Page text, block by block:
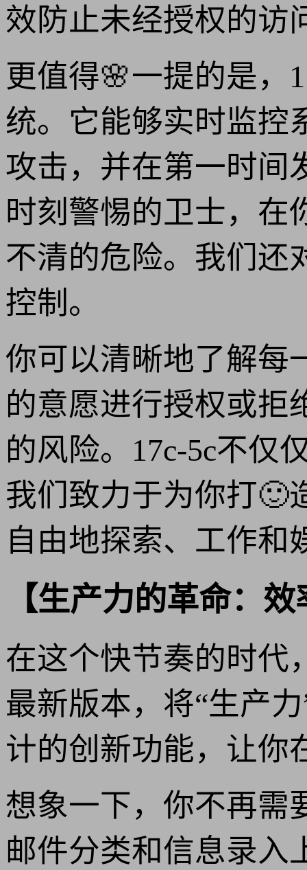
效防止未经授权的访
更值得🌸一提的是，
统。它能够实时监控
攻击，并在第一时间
时刻警惕的卫士，在
不清的危险。我们还
控制。
你可以清晰地了解每
的意愿进行授权或拒
的风险。17c-5c不仅
我们致力于为你打🙂
自由地探索、工作和
【生产力的革命：
在这个快节奏的时代
最新版本，将“生产
计的创新功能，让你
想象一下，你不再需
邮件分类和信息录入